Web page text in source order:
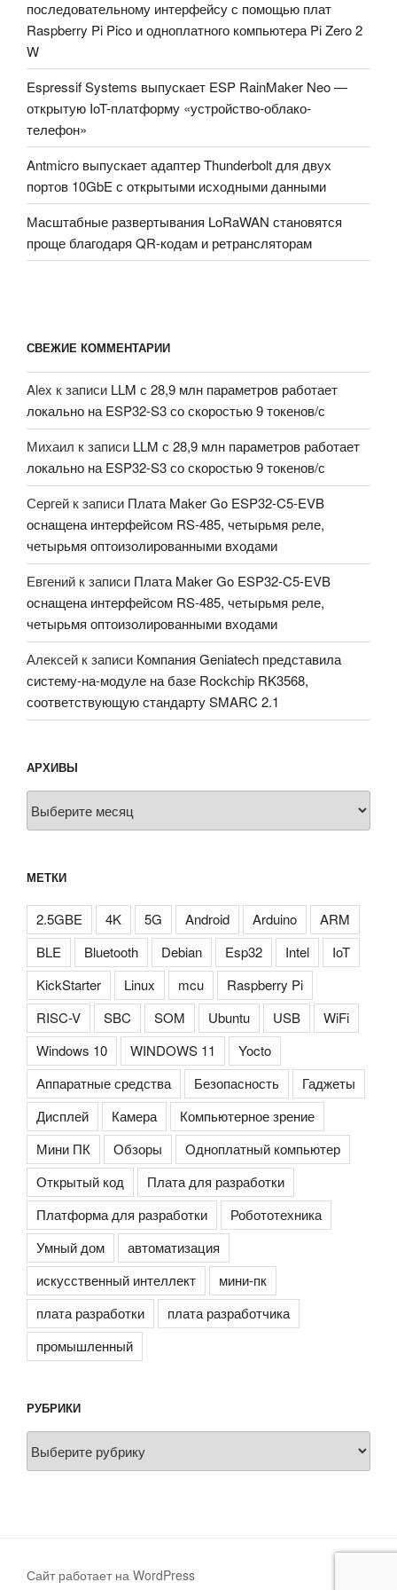
последовательному интерфейсу с помощью плат
Raspberry Pi Pico и одноплатного компьютера Pi Zero 2
W
Espressif Systems выпускает ESP RainMaker Neo —
открытую IoT-платформу «устройство-облако-
телефон»
Antmicro выпускает адаптер Thunderbolt для двух
портов 10GbE с открытыми исходными данными
Масштабные развертывания LoRaWAN становятся
проще благодаря QR-кодам и ретрансляторам
СВЕЖИЕ КОММЕНТАРИИ
Alex к записи LLM с 28,9 млн параметров работает
локально на ESP32-S3 со скоростью 9 токенов/с
Михаил к записи LLM с 28,9 млн параметров работает
локально на ESP32-S3 со скоростью 9 токенов/с
Сергей к записи Плата Maker Go ESP32-C5-EVB
оснащена интерфейсом RS-485, четырьмя реле,
четырьмя оптоизолированными входами
Евгений к записи Плата Maker Go ESP32-C5-EVB
оснащена интерфейсом RS-485, четырьмя реле,
четырьмя оптоизолированными входами
Алексей к записи Компания Geniatech представила
систему-на-модуле на базе Rockchip RK3568,
соответствующую стандарту SMARC 2.1
АРХИВЫ
МЕТКИ
2.5GBE 4K 5G Android Arduino
ARM
BLE
Bluetooth Debian Esp32 Intel
IoT
KickStarter
Linux mcu
Raspberry Pi
RISC-V
SBC SOM Ubuntu USB
WiFi
Windows 10
WINDOWS 11
Yocto
Аппаратные средства
Безопасность
Гаджеты
Дисплей
Камера
Компьютерное зрение
Мини ПК
Обзоры
Одноплатный компьютер
Открытый код
Плата для разработки
Платформа для разработки
Робототехника
Умный дом
автоматизация
искусственный интеллект
мини-пк
плата разработки
плата разработчика
промышленный
РУБРИКИ
Сайт работает на WordPress